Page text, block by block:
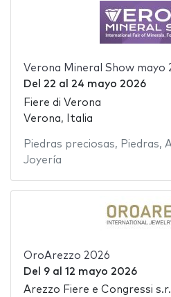
Verona Mineral Show mayo
Del 22 al 24 mayo 2026
Fiere di Verona
Verona, Italia
Piedras preciosas, Piedras,
Joyería
OroArezzo 2026
Del 9al 12 mayo 2026
Arezzo Fiere e Congressi